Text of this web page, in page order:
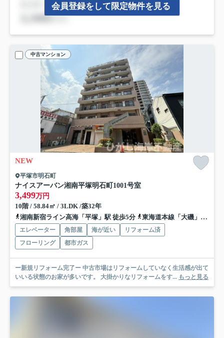
会員登録をして限定物件を見る
中古マンション
NEW
平塚市明石町
ナイスアーバン湘南平塚明石町1001号室
3,499万円
10階 / 58.84㎡ / 3LDK /築32年
湘南新宿ライン高海「平塚」駅 徒歩5分
東海道本線「大磯」駅 バス16分 神奈川中央交通「銀座通り（平塚市）」 停歩4分
エレベーター 角部屋 海が近い
リフォーム済
フローリング
都市ガス
ー新規リフォーム完了ー 中古市場はリフォームしていなく生活感が出て
いいる状態のお家が多いです。 大掛かりなリフォームをす... もっと見る